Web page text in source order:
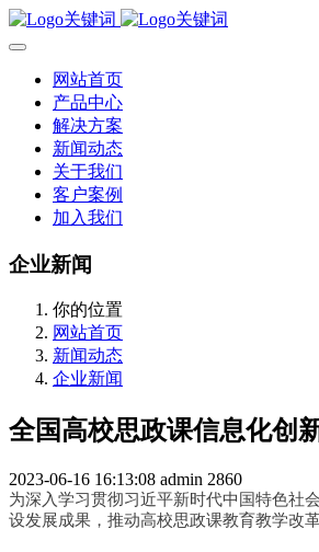
网站首页
产品中心
解决方案
新闻动态
关于我们
客户案例
加入我们
企业新闻
你的位置
网站首页
新闻动态
企业新闻
全国高校思政课信息化创
2023-06-16 16:13:08 admin 2860
为深入学习贯彻习近平新时代中国特色社
设发展成果，推动高校思政课教育教学改